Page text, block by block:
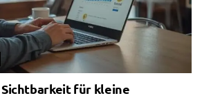
Sichtbarkeit für kleine